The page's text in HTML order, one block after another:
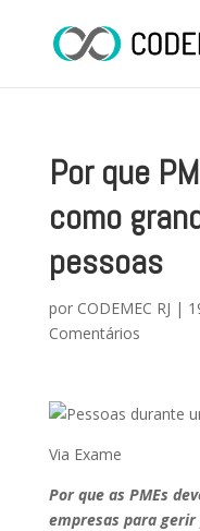
Por que
como
pessoas
por CODEMEC RJ |
Comentários
Via Exame
Por que as PMEs
empresas para gerir